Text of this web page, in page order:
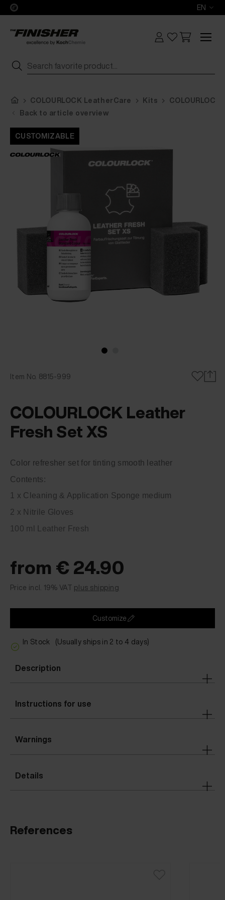
EN
COLOURLOCK LeatherCare Kits
Back to article overview
CUSTOMIZABLE
CUSTOMIZABLE
Item No. 8815-999
COLOURLOCK Leather
Fresh Set XS
Color refresher set for tinting smooth leather
Contents:
1 x Cleaning & Application Sponge medium
2 x Nitrile Gloves
100 ml Leather Fresh
from € 24.90
Price incl. 19% VAT plus shipping
Customize
In Stock (Usually ships in 2 to 4 days)
Description
Instructions for use
Warnings
Details
References